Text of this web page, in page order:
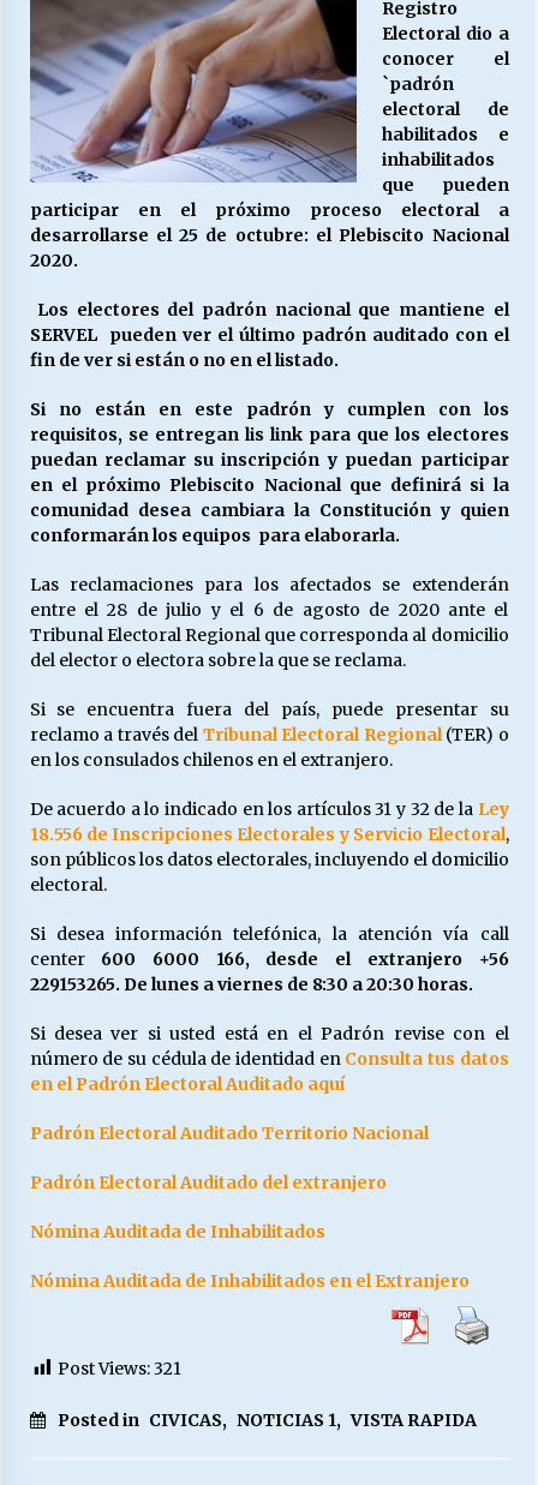
Escuela hospitalaria El Carmen de Maipu.
25/06/2026
¿Qué habrían dicho?
23/06/2026
VOLVER A SER ALTERNATIVA
MUNICIPALIDADES, HONORARIOS, DESPIDOS
28/05/2026
Releyendo la Rerum Novarum a 135 años. “La
cuestión social hoy”.
16/05/2026
Nuestras Almas)
30/04/2026
¿Asesores con doble sueldo?
18/04/2026
06/04/2026
Registro
Electoral dio a
conocer el
`padrón
electoral de
habilitados e
inhabilitados
que pueden
participar en el próximo proceso electoral a
desarrollarse el 25 de octubre: el Plebiscito Nacional
2020.
Los electores del padrón nacional que mantiene el
SERVEL pueden ver el último padrón auditado con el
fin de ver si están o no en el listado.
Si no están en este padrón y cumplen con los
requisitos, se entregan lis link para que los electores
puedan reclamar su inscripción y puedan participar
en el próximo Plebiscito Nacional que definirá si la
comunidad desea cambiara la Constitución y quien
conformarán los equipos para elaborarla.
Las reclamaciones para los afectados se extenderán
entre el 28 de julio y el 6 de agosto de 2020 ante el
Tribunal Electoral Regional que corresponda al domicilio
del elector o electora sobre la que se reclama.
Si se encuentra fuera del país, puede presentar su
reclamo a través del Tribunal Electoral Regional(TER) o
en los consulados chilenos en el extranjero.
De acuerdo a lo indicado en los artículos 31 y 32 de la Ley
18.556 de Inscripciones Electorales y Servicio Electoral,
son públicos los datos electorales, incluyendo el domicilio
electoral.
Si desea información telefónica, la atención vía call
center 600 6000 166, desde el extranjero +56
229153265. De lunes a viernes de 8:30 a 20:30 horas.
Si desea ver si usted está en el Padrón revise con el
número de su cédula de identidad en Consulta tus datos
en el Padrón Electoral Auditado aquí
Padrón Electoral Auditado Territorio Nacional
Padrón Electoral Auditado del extranjero
Nómina Auditada de Inhabilitados
Nómina Auditada de Inhabilitados en el Extranjero
Post Views:321
Posted in CIVICAS, NOTICIAS 1, VISTA RAPIDA